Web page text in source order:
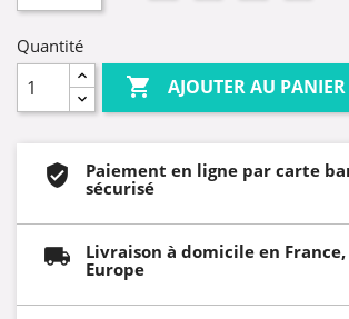
Quantité
 AJOUTER AU PANIER
Paiement en ligne par carte
sécurisé
Livraison à domicile en
Europe